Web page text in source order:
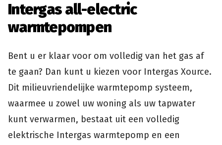
Intergas all-electric
warmtepompen
Bent u er klaar voor om volledig van het gas af
te gaan? Dan kunt u kiezen voor Intergas Xource.
Dit milieuvriendelijke warmtepomp systeem,
waarmee u zowel uw woning als uw tapwater
kunt verwarmen, bestaat uit een volledig
elektrische Intergas warmtepomp en een